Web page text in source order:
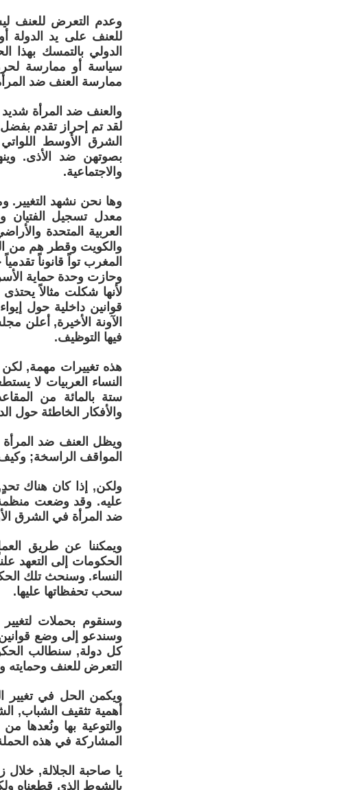
وعدم التعرض للعنف
للعنف على يد الدولة
الدولي بالتمسك بهذا
سياسة أو ممارسة
ممارسة العنف ضد
والعنف ضد المرأة
لقد تم إحراز تقدم
الشرق الأوسط
بصوتهن ضد الأذى.
والاجتماعية.
وها نحن نشهد التغيير.
معدل تسجيل الفتيان
العربية المتحدة
والكويت وقطر هم من
المغرب تواً قانوناً
وحازت وحدة حماية
لأنها شكلت مثالاً
قوانين داخلية حول
الآونة الأخيرة, أعلن
فيها التوظيف.
هذه تغييرات مهمة,
النساء العربيات لا
ستة بالمائة من
والأفكار الخاطئة حول
ويظل العنف ضد المرأة
المواقف الراسخة;
ولكن, إذا كان هناك
عليه. وقد وضعت منظمة
ضد المرأة في الشرق
ويمكننا عن طريق
الحكومات إلى التعهد
النساء. وسنحث تلك
سحب تحفظاتها عليها.
وسنقوم بحملات
وسندعو إلى وضع
كل دولة, سنطالب
التعرض للعنف وحمايته
ويكمن الحل في تغيير
أهمية تثقيف الشباب,
والتوعية بها ونُعدها
المشاركة في هذه
يا صاحبة الجلالة,
بالشوط الذي قطعناه